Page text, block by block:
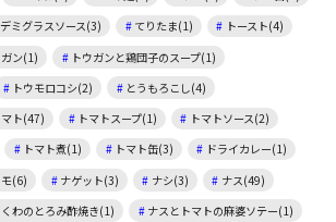
デミグラスソース(3) てりたま(1)
トースト(4)
ガン(1)
トウガンと鶏団子のスープ(1)
トウモロコシ(2)
とうもろこし(4)
マト(47) トマトスープ(1)
トマトソース(2)
トマト煮(1) トマト缶(3)
ドライカレー(1)
(6) ナゲット(3) ナシ(3)
ナス(49)
わのとろみ酢焼き(1)
ナスとトマトの麻婆ソテー(1)